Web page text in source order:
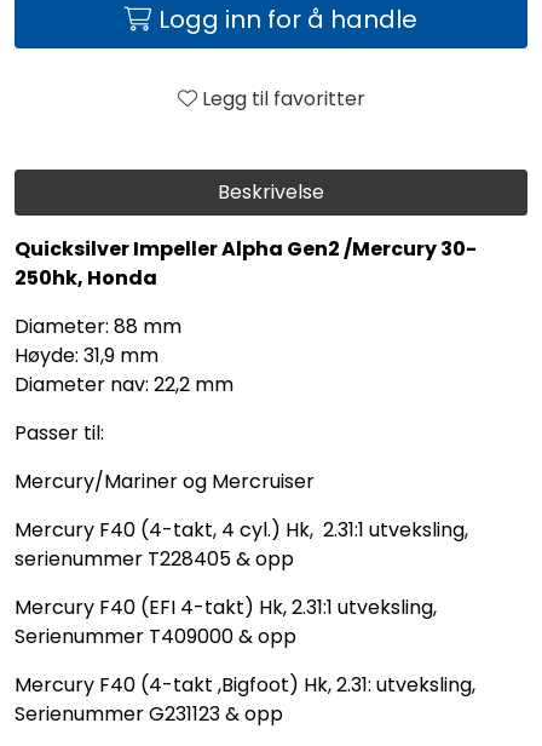
Beskrivelse
Quicksilver Impeller Alpha Gen2 /Mercury 30-
250hk, Honda
Diameter: 88 mm
Høyde: 31,9 mm
Diameter nav: 22,2 mm
Passer til:
Mercury/Mariner og Mercruiser
Mercury F40 (4-takt, 4 cyl.) Hk, 2.31:1 utveksling,
serienummer T228405 & opp
Mercury F40 (EFI 4-takt) Hk, 2.31:1 utveksling,
Serienummer T409000 & opp
Mercury F40 (4-takt ,Bigfoot) Hk, 2.31: utveksling,
Serienummer G231123 & opp
Logg inn for å handle
Legg til favoritter